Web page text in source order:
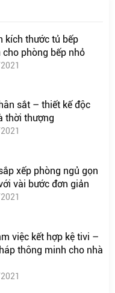
kích thước tủ bếp
cho phòng bếp nhỏ
sắt – thiết kế độc
thời thượng
xếp phòng ngủ gọn
vài bước đơn giản
việc kết hợp kệ tivi –
thông minh cho nhà